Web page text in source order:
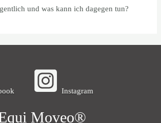
und was kann ich dagegen tun?
Instagram
Moveo®